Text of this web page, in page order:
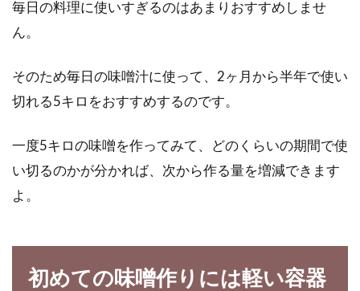
る？食品例から種類もご紹介
着色料とはどんなもので、どんな役割がありど
とに...
毎日の料理に使いすぎるのはあまりおすすめしませ
ん。
そのため毎日の味噌汁に使って、2ヶ月から半年で使い
切れる5キロをおすすめするのです。
一度5キロの味噌を作ってみて、どのくらいの期間で使
い切るのかが分かれば、次から作る量を増減できます
よ。
初めての味噌作りには軽い容器